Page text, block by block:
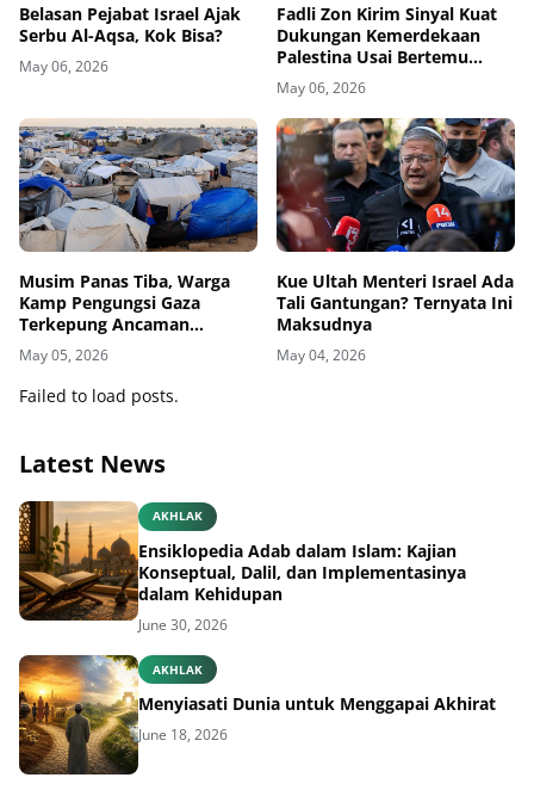
Belasan Pejabat Israel Ajak
Serbu Al-Aqsa, Kok Bisa?
May 06, 2026
Fadli Zon Kirim Sinyal Kuat
Dukungan Kemerdekaan
Palestina Usai Bertemu
Delegasi di Kemenbud
May 06, 2026
Musim Panas Tiba, Warga
Kamp Pengungsi Gaza
Terkepung Ancaman
Penyakit Kulit
May 05, 2026
Kue Ultah Menteri Israel Ada
Tali Gantungan? Ternyata Ini
Maksudnya
May 04, 2026
Failed to load posts.
Latest News
AKHLAK
Ensiklopedia Adab dalam Islam: Kajian
Konseptual, Dalil, dan Implementasinya
dalam Kehidupan
June 30, 2026
AKHLAK
Menyiasati Dunia untuk Menggapai Akhirat
June 18, 2026